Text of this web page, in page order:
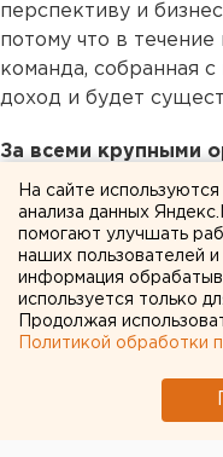
перспективу и
потому что в
команда, собранная
доход и будет
За всеми крупными
с большими
десятками тысяч
То есть все
— Команды
просуществовали
долго существовать.
На сайте
анализа данных
помогают улучшать
наших пользователей и
информация
используется только
Продолжая
Политикой обработки